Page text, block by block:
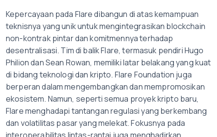
Kepercayaan pada Flare dibangun di atas kemampuan
teknisnya yang unik untuk mengintegrasikan blockchain
non-kontrak pintar dan komitmennya terhadap
desentralisasi. Tim di balik Flare, termasuk pendiri Hugo
Philion dan Sean Rowan, memiliki latar belakang yang kuat
di bidang teknologi dan kripto. Flare Foundation juga
berperan dalam mengembangkan dan mempromosikan
ekosistem. Namun, seperti semua proyek kripto baru,
Flare menghadapi tantangan regulasi yang berkembang
dan volatilitas pasar yang melekat. Fokusnya pada